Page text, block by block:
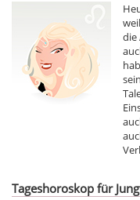
die
Tageshoroskop für